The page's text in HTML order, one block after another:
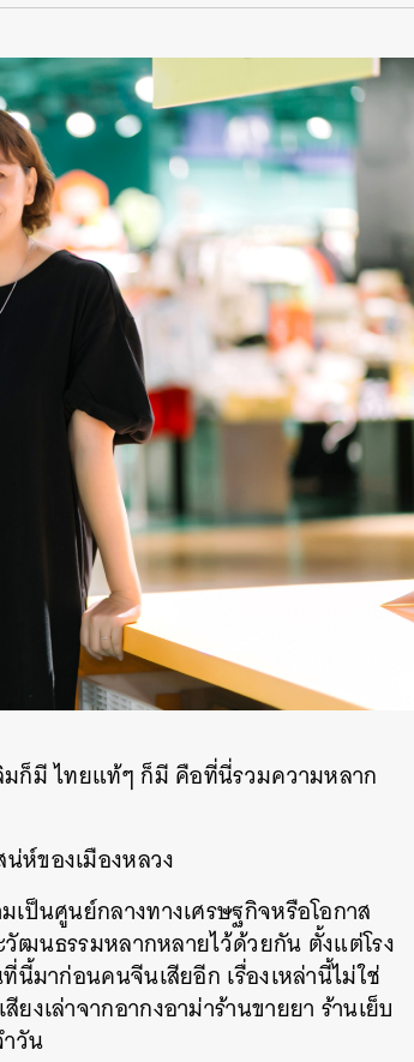
ก็มี ไทยแท้ๆ ก็มี คือที่นี่รวมความหลาก
ห์ของเมืองหลวง
เป็นศูนย์กลางทางเศรษฐกิจหรือโอกาส
ฒนธรรมหลากหลายไว้ด้วยกัน ตั้งแต่โรง
มาก่อนคนจีนเสียอีก เรื่องเหล่านี้ไม่ใช่
งเล่าจากอากงอาม่าร้านขายยา ร้านเย็บ
วัน